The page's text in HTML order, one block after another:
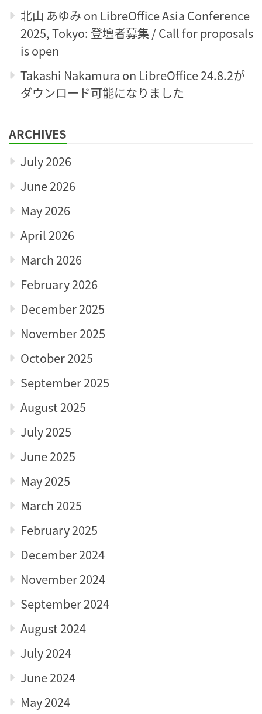
北山 あゆみ on LibreOffice Asia Conference
2025, Tokyo: 登壇者募集 / Call for proposals
is open
Takashi Nakamura on LibreOffice 24.8.2が
ダウンロード可能になりました
ARCHIVES
July 2026
June 2026
May 2026
April 2026
March 2026
February 2026
December 2025
November 2025
October 2025
September 2025
August 2025
July 2025
June 2025
May 2025
March 2025
February 2025
December 2024
November 2024
September 2024
August 2024
July 2024
June 2024
May 2024